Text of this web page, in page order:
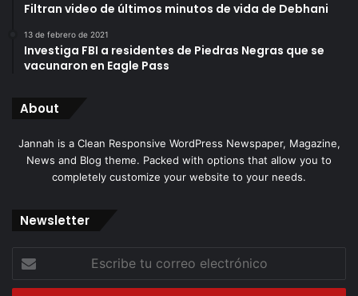
Filtran video de últimos minutos de vida de Debhani
13 de febrero de 2021
Investiga FBI a residentes de Piedras Negras que se
vacunaron en Eagle Pass
About
Jannah is a Clean Responsive WordPress Newspaper, Magazine,
News and Blog theme. Packed with options that allow you to
completely customize your website to your needs.
Newsletter
correo